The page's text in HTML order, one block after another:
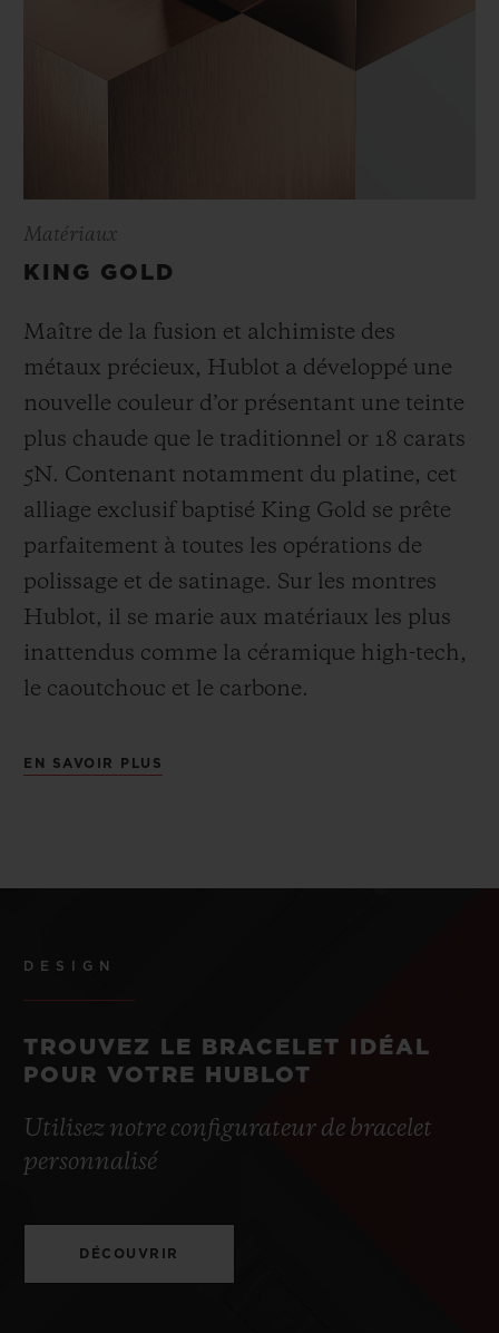
Matériaux
KING GOLD
Maître de la fusion et alchimiste des
métaux précieux, Hublot a développé une
nouvelle couleur d’or présentant une teinte
plus chaude que le traditionnel or 18 carats
5N. Contenant notamment du platine, cet
alliage exclusif baptisé King Gold se prête
parfaitement à toutes les opérations de
polissage et de satinage. Sur les montres
Hublot, il se marie aux matériaux les plus
inattendus comme la céramique high-tech,
le caoutchouc et le carbone.
EN SAVOIR PLUS
DESIGN
TROUVEZ LE BRACELET IDÉAL
POUR VOTRE HUBLOT
Utilisez notre configurateur de bracelet
personnalisé
DÉCOUVRIR